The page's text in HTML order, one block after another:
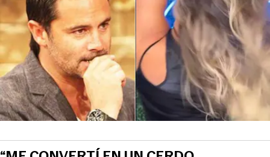
View this post on Instagram